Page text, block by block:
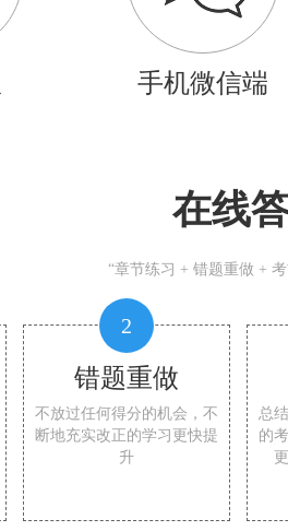
手机微信端
在线
“章节练习 + 错题重做 +
2
错题重做
不放过任何得分的机会，不
断地充实改正的学习更快提
升
总
的